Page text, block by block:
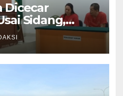
Dicecar
Sidang,
di Batam
Handphone